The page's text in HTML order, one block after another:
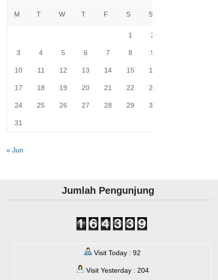
M T W T F S S
1 2
3 4 5 6 7 8 9
10 11 12 13 14 15 16
17 18 19 20 21 22 23
24 25 26 27 28 29 30
31
« Jun
Jumlah Pengunjung
Visit Today : 92
Visit Yesterday : 204